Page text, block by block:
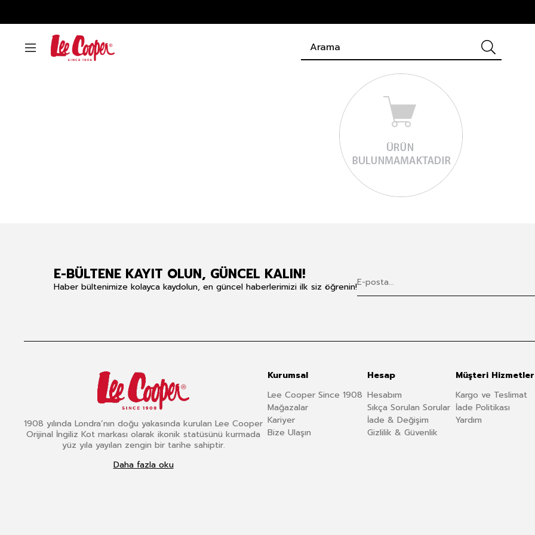
E-BÜLTENE KAYIT OLUN, GÜNCEL KALIN!
Haber bültenimize kolayca kaydolun, en güncel haberlerimizi ilk siz öğrenin!
1908 yılında Londra’nın doğu yakasında kurulan Lee Cooper
Orijinal İngiliz Kot markası olarak ikonik statüsünü kurmada
yüz yıla yayılan zengin bir tarihe sahiptir.
Daha fazla oku
Kurumsal
Lee Cooper Since 1908
Mağazalar
Kariyer
Bize Ulaşın
Hesap
Hesabım
Sıkça Sorulan Sorular
İade & Değişim
Gizlilik & Güvenlik
Müşteri
Kargo ve Teslimat
İade Politikası
Yardım